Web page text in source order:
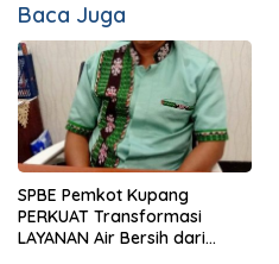
Baca Juga
SPBE Pemkot Kupang
PERKUAT Transformasi
LAYANAN Air Bersih dari